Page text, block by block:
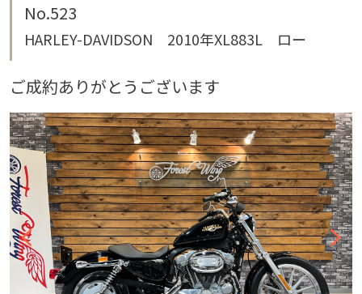
No.523
HARLEY-DAVIDSON 2010年XL883L ロー
ご成約ありがとうございます